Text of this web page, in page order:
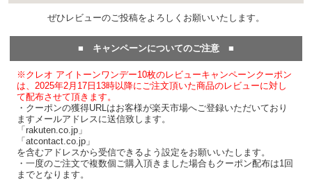
ぜひレビューのご投稿をよろしくお願いいたします。
■ キャンペーンについてのご注意 ■
※クレオ アイトーンワンデー10枚のレビューキャンペーンクーポン
は、2025年2月17日13時以降にご注文頂いた商品のレビューに対し
て配布させて頂きます。
・クーポンの獲得URLはお客様が楽天市場へご登録いただいており
ますメールアドレスに送信致します。
「rakuten.co.jp」
「atcontact.co.jp」
を含むアドレスから受信できるよう設定をお願いいたします。
・一度のご注文で複数個ご購入頂きました場合もクーポン配布は1回
までとなります。